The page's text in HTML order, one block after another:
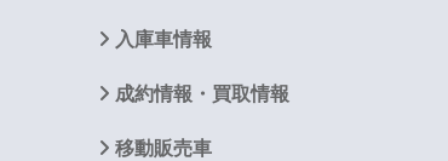
入庫車情報
成約情報・買取情報
移動販売車